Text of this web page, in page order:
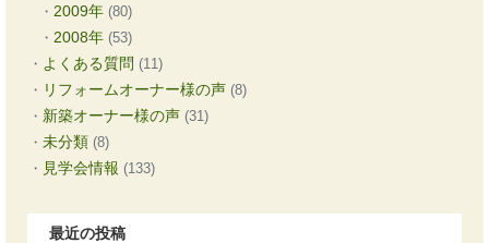
2009年 (80)
2008年 (53)
よくある質問 (11)
リフォームオーナー様の声 (8)
新築オーナー様の声 (31)
未分類 (8)
見学会情報 (133)
最近の投稿